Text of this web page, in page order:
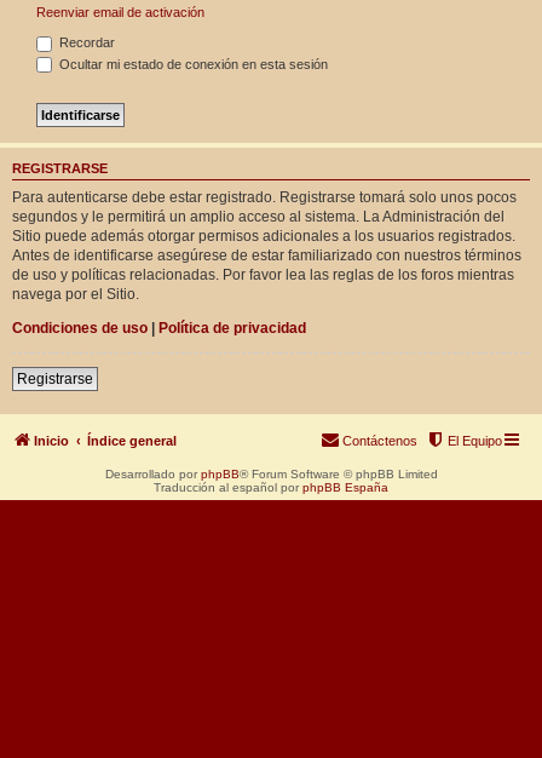
Reenviar email de activación
Recordar
Ocultar mi estado de conexión en esta sesión
REGISTRARSE
Para autenticarse debe estar registrado. Registrarse tomará solo unos pocos
segundos y le permitirá un amplio acceso al sistema. La Administración del
Sitio puede además otorgar permisos adicionales a los usuarios registrados.
Antes de identificarse asegúrese de estar familiarizado con nuestros términos
de uso y políticas relacionadas. Por favor lea las reglas de los foros mientras
navega por el Sitio.
Condiciones de uso | Política de privacidad
Registrarse
Inicio Índice general El Equipo
Contáctenos
Desarrollado por phpBB® Forum Software © phpBB Limited
Traducción al español por phpBB España